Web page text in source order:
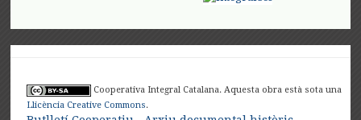
Cooperativa Integral Catalana. Aquesta obra està sota una
Llicència Creative Commons.